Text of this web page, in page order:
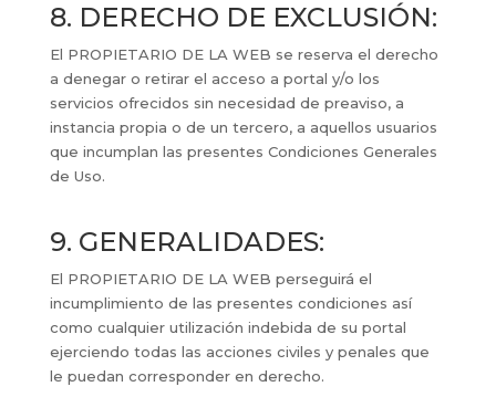
8. DERECHO DE EXCLUSIÓN:
El PROPIETARIO DE LA WEB se reserva el derecho
a denegar o retirar el acceso a portal y/o los
servicios ofrecidos sin necesidad de preaviso, a
instancia propia o de un tercero, a aquellos usuarios
que incumplan las presentes Condiciones Generales
de Uso.
9. GENERALIDADES:
El PROPIETARIO DE LA WEB perseguirá el
incumplimiento de las presentes condiciones así
como cualquier utilización indebida de su portal
ejerciendo todas las acciones civiles y penales que
le puedan corresponder en derecho.